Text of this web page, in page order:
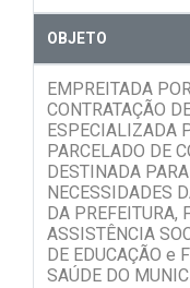
OBJETO
EMPREITADA
CONTRATAÇÃO
ESPECIALIZADA
PARCELADO DE
DESTINADA
NECESSIDADES
DA PREFEITURA,
ASSISTÊNCIA
DE EDUCAÇÃO e
SAÚDE DO